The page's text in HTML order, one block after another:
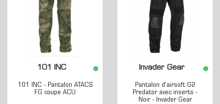
101 INC
101 INC - Pantalon ATACS
FG coupe ACU
Invader Gear
Pantalon d'airsoft G2
Predator avec inserts -
Noir - Invader Gear